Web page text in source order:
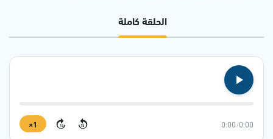
الحلقة كاملة
0:00
/
0:00
15
15
1×